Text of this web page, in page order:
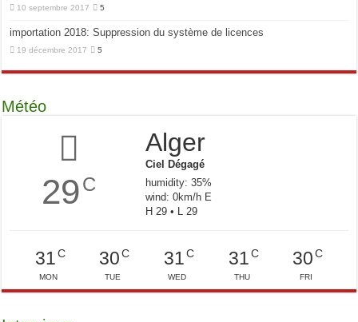
10 septembre 2017 5
importation 2018: Suppression du système de licences
19 décembre 2017 5
Météo
29C
Alger
Ciel Dégagé
humidity: 35%
wind: 0km/h E
H 29 • L 29
31C
MON
30 C
TUE
31C
WED
31C
THU
30 C
FRI